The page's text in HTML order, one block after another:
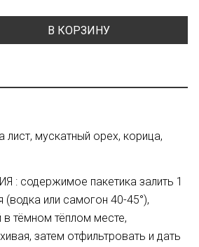
В КОРЗИНУ
мускатный орех, корица,
: содержимое пакетика залить 1
(водка или самогон 40-45°),
в тёмном тёплом месте,
затем отфильтровать и дать